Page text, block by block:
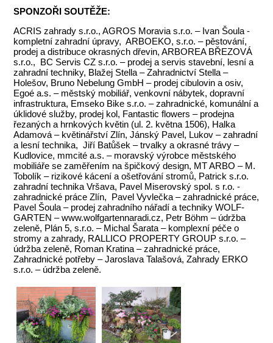
SPONZOŘI SOUTĚŽE:
ACRIS zahrady s.r.o., AGROS Moravia s.r.o. – Ivan Šoula -
kompletní zahradní úpravy, ARBOEKO, s.r.o. – pěstování,
prodej a distribuce okrasných dřevin, ARBOREA BŘEZOVÁ
s.r.o., BC Servis CZ s.r.o. – prodej a servis stavební, lesní a
zahradní techniky, Blažej Stella – Zahradnictví Stella –
Holešov, Bruno Nebelung GmbH – prodej cibulovin a osiv,
Egoé a.s. – městský mobiliář, venkovní nábytek, dopravní
infrastruktura, Emseko Bike s.r.o. – zahradnické, komunální a
úklidové služby, prodej kol, Fantastic flowers – prodejna
řezaných a hrnkových květin (ul. 2. května 1506), Halka
Adamová – květinářství Zlín, Jánský Pavel, Lukov – zahradní
a lesní technika, Jiří Batůšek – trvalky a okrasné trávy –
Kudlovice, mmcité a.s. – moravský výrobce městského
mobiliáře se zaměřením na špičkový design, MT ARBO – M.
Tobolík – rizikové kácení a ošetřování stromů, Patrick s.r.o.
zahradní technika Vršava, Pavel Miserovský spol. s r.o. -
zahradnické práce Zlín, Pavel Vyvlečka – zahradnické práce,
Pavel Šoula – prodej zahradního nářadí a techniky WOLF-
GARTEN – www.wolfgartennaradi.cz, Petr Böhm – údržba
zeleně, Plán 5, s.r.o. – Michal Šarata – komplexní péče o
stromy a zahrady, RALLICO PROPERTY GROUP s.r.o. –
údržba zeleně, Roman Kratina – zahradnické práce,
Zahradnické potřeby – Jaroslava Talašová, Zahrady ERKO
s.r.o. – údržba zeleně.